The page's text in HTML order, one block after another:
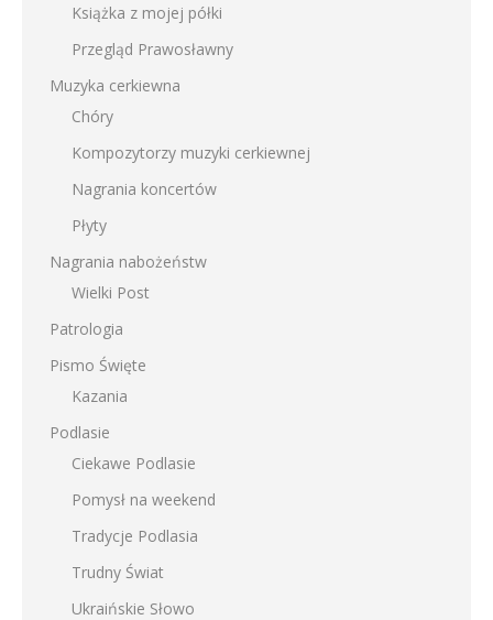
Książka z mojej półki
Przegląd Prawosławny
Muzyka cerkiewna
Chóry
Kompozytorzy muzyki cerkiewnej
Nagrania koncertów
Płyty
Nagrania nabożeństw
Wielki Post
Patrologia
Pismo Święte
Kazania
Podlasie
Ciekawe Podlasie
Pomysł na weekend
Tradycje Podlasia
Trudny Świat
Ukraińskie Słowo